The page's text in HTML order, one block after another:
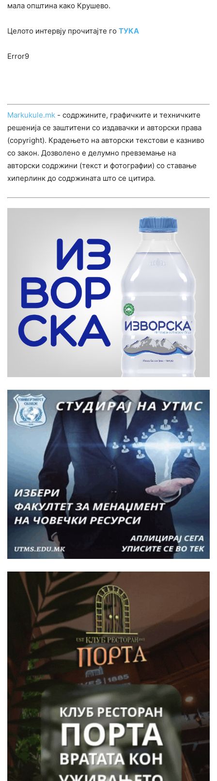
мала општина како Крушево.
Целото интервју прочитајте го ТУКА
Error9
Markukule.mk - содржините, графичките и техничките
решенија се заштитени со издавачки и авторски права
(copyright). Крадењето на авторски текстови е казниво
со закон. Дозволено е делумно превземање на
авторски содржини (текст и фотографии) со ставање
хиперлинк до содржината што се цитира.